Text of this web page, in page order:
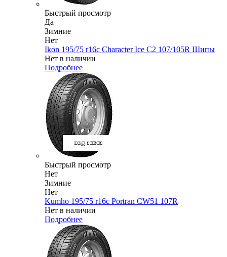
Быстрый просмотр
Да
Зимние
Нет
Ikon 195/75 r16c Character Ice C2 107/105R Шипы
Нет в наличии
Подробнее
Быстрый просмотр
Нет
Зимние
Нет
Kumho 195/75 r16c Portran CW51 107R
Нет в наличии
Подробнее